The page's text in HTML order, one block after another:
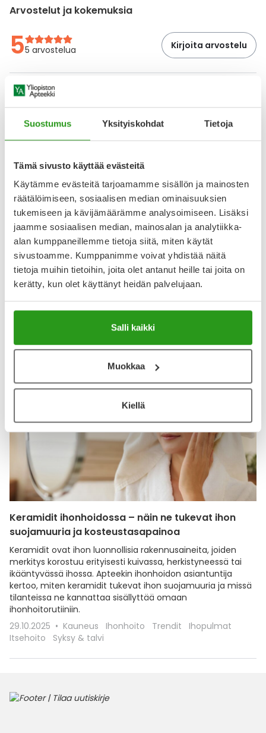
Suostumus Yksityiskohdat Tietoja
Tämä sivusto käyttää evästeitä
Käytämme evästeitä tarjoamamme sisällön ja mainosten
räätälöimiseen, sosiaalisen median ominaisuuksien
tukemiseen ja kävijämäärämme analysoimiseen. Lisäksi
jaamme sosiaalisen median, mainosalan ja analytiikka-
alan kumppaneillemme tietoja siitä, miten käytät
sivustoamme. Kumppanimme voivat yhdistää näitä
tietoja muihin tietoihin, joita olet antanut heille tai joita on
kerätty, kun olet käyttänyt heidän palvelujaan.
Salli kaikki
Muokkaa
Kiellä
Arvostelut ja kokemuksia
55 arvostelua Kirjoita arvostelu
Pitää maksaläiskät kurissa
Tehokas. Käytän päivittäin kevättalvesta syksyyn.
Ehdoton luottotuote
Maksaläikät pysyy kurissa
Näytä lisää arvosteluja
Keramidit ihonhoidossa – näin ne tukevat ihon
suojamuuria ja kosteustasapainoa
Keramidit ovat ihon luonnollisia rakennusaineita, joiden
merkitys korostuu erityisesti kuivassa, herkistyneessä tai
ikääntyvässä ihossa. Apteekin ihonhoidon asiantuntija
kertoo, miten keramidit tukevat ihon suojamuuria ja missä
tilanteissa ne kannattaa sisällyttää omaan
ihonhoitorutiiniin.
29.10.2025
Kauneus Ihonhoito Trendit
Ihopulmat
Itsehoito
Syksy & talvi